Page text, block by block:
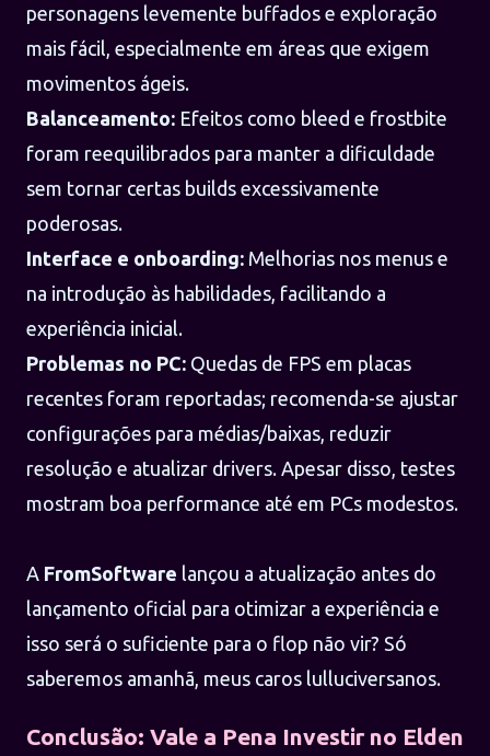
personagens levemente buffados e exploração
mais fácil, especialmente em áreas que exigem
movimentos ágeis.
Balanceamento: Efeitos como bleed e frostbite
foram reequilibrados para manter a dificuldade
sem tornar certas builds excessivamente
poderosas.
Interface e onboarding: Melhorias nos menus e
na introdução às habilidades, facilitando a
experiência inicial.
Problemas no PC: Quedas de FPS em placas
recentes foram reportadas; recomenda-se ajustar
configurações para médias/baixas, reduzir
resolução e atualizar drivers. Apesar disso, testes
mostram boa performance até em PCs modestos.
A FromSoftware lançou a atualização antes do
lançamento oficial para otimizar a experiência e
isso será o suficiente para o flop não vir? Só
saberemos amanhã, meus caros lulluciversanos.
Conclusão: Vale a Pena Investir no Elden